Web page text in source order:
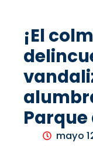
¡El
Parque
mayo